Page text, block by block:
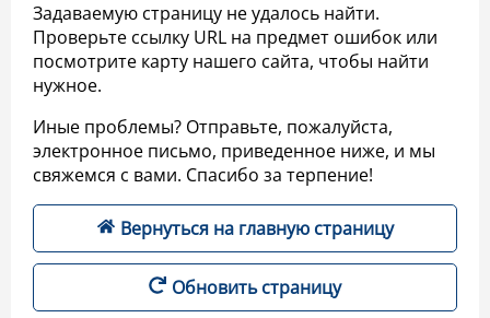
Задаваемую страницу не удалось найти.
Проверьте ссылку URL на предмет ошибок или
посмотрите карту нашего сайта, чтобы найти
нужное.
Иные проблемы? Отправьте, пожалуйста,
электронное письмо, приведенное ниже, и мы
свяжемся с вами. Спасибо за терпение!
Вернуться на главную страницу
Обновить страницу